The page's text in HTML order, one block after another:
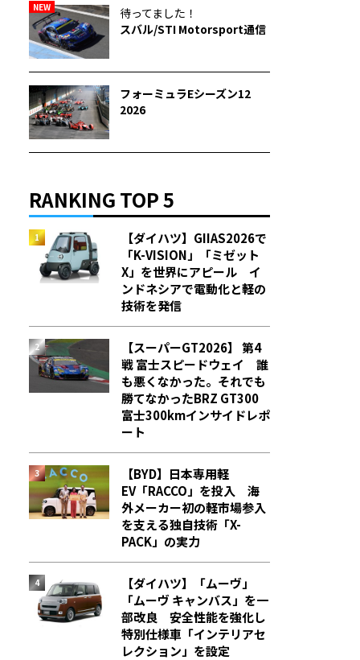
NEW
待ってました！
スバル/STI Motorsport通信
フォーミュラEシーズン12
2026
RANKING TOP 5
【ダイハツ】GIIAS2026で
「K-VISION」「ミゼット
X」を世界にアピール イ
ンドネシアで電動化と軽の
技術を発信
【スーパーGT2026】 第4
戦 富士スピードウェイ 誰
も悪くなかった。それでも
勝てなかった――BRZ GT300
富士300kmインサイドレポ
ート
【BYD】日本専用軽
EV「RACCO」を投入 海
外メーカー初の軽市場参入
を支える独自技術「X-
PACK」の実力
【ダイハツ】「ムーヴ」
「ムーヴ キャンバス」を一
部改良 安全性能を強化し
特別仕様車「インテリアセ
レクション」を設定